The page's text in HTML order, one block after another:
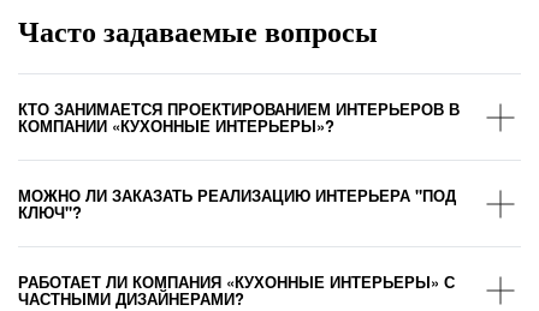
Часто задаваемые вопросы
КТО ЗАНИМАЕТСЯ ПРОЕКТИРОВАНИЕМ ИНТЕРЬЕРОВ В
КОМПАНИИ «КУХОННЫЕ ИНТЕРЬЕРЫ»?
МОЖНО ЛИ ЗАКАЗАТЬ РЕАЛИЗАЦИЮ ИНТЕРЬЕРА "ПОД
КЛЮЧ"?
РАБОТАЕТ ЛИ КОМПАНИЯ «КУХОННЫЕ ИНТЕРЬЕРЫ» С
ЧАСТНЫМИ ДИЗАЙНЕРАМИ?